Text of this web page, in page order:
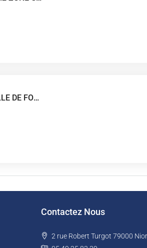
A VENDRE EN PLEIN COEUR DE LA VILLE DE FONTENAY LE COMTE AVEC TRES BELLE VISIBILITE ACCES FACILE
Contactez Nous
2 rue Robert Turgot 79000